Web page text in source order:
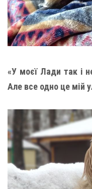
«У моєї Лади так і
Але все одно це мій